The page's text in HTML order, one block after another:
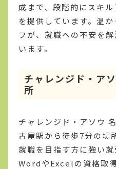
成まで、段階的にスキ
を提供しています。温
フが、就職への不安を
います。
チャレンジド・ア
所
チャレンジド・アソウ
古屋駅から徒歩7分の場
就職を目指す方に強い就
WordやExcelの資格取